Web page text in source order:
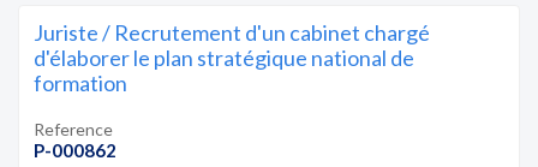
Juriste / Recrutement d'un cabinet chargé
d'élaborer le plan stratégique national de
formation
Reference
P-000862